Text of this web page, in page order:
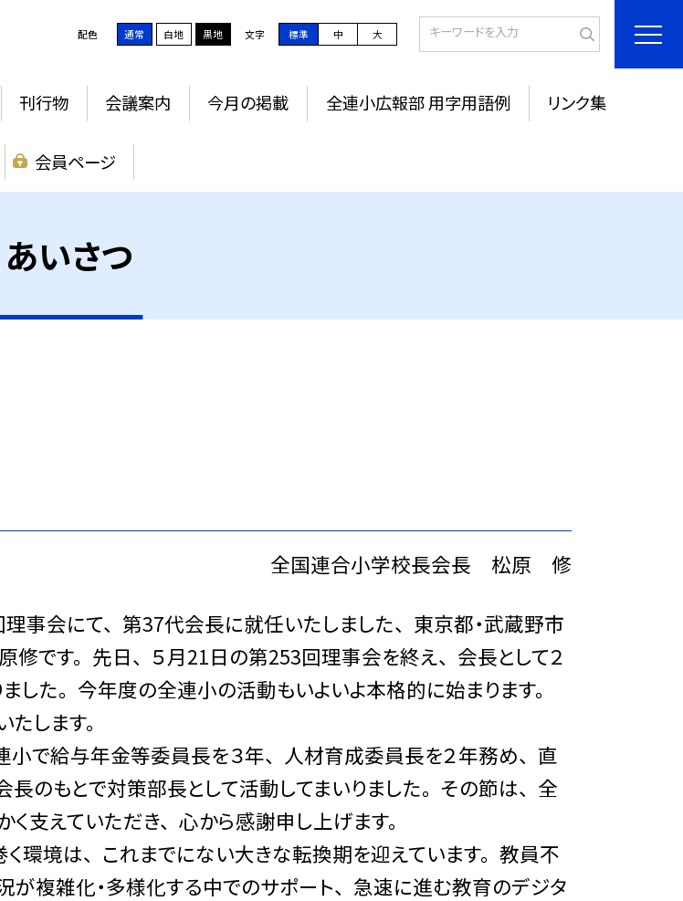
配色 通常 白地 黒地 文字 標準 中 大
刊行物 会議案内 今月の掲載 全連小広報部 用字用語例 リンク集
会員ページ
あいさつ
全国連合小学校長会長 松原 修
事会にて、 第37代会長に就任いたしました、 東京都・武蔵野市
です。 先日、 ５月21日の第253回理事会を終え、 会長として２
した。 今年度の全連小の活動もいよいよ本格的に始まります。
たします。
小で給与年金等委員長を３年、 人材育成委員長を２年務め、 直
のもとで対策部長として活動してまいりました。 その節は、 全
支えていただき、 心から感謝申し上げます。
環境は、 これまでにない大きな転換期を迎えています。 教員不
複雑化・多様化する中でのサポート、 急速に進む教育のデジタ